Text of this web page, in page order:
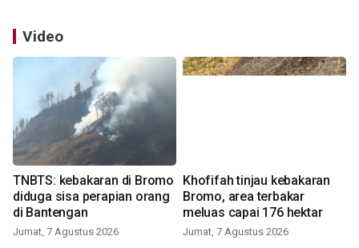
Video
TNBTS: kebakaran di Bromo
diduga sisa perapian orang
di Bantengan
Jumat, 7 Agustus 2026
Khofifah tinjau kebakaran
Bromo, area terbakar
meluas capai 176 hektar
Jumat, 7 Agustus 2026